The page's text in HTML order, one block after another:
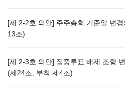
[제 2-2호 의안] 주주총회 기준일 변경
13조)​
[제 2-3호 의안] 집중투표 배제 조항
(제24조, 부칙 제4조)​